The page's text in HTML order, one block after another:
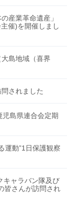
産業革命遺産」
催)を開催しまし
島地域（喜界
されました
島県連合会定期
運動”1日保護観察
キャラバン隊及び
皆さんが訪問され